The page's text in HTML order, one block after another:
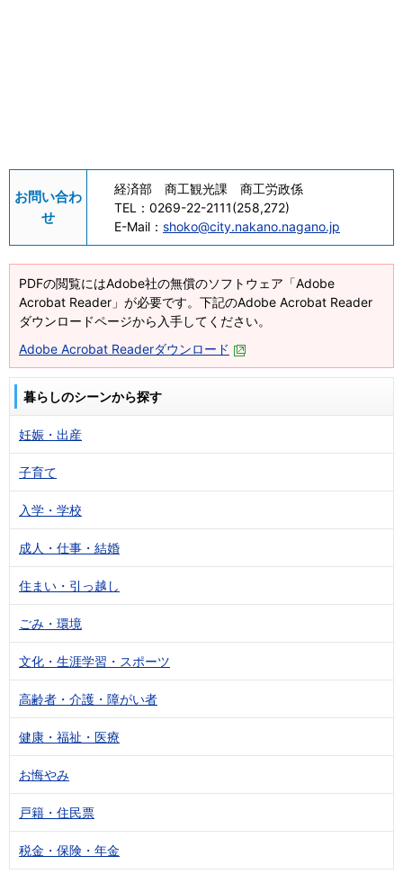
お問い合わ
せ
経済部 商工観光課 商工労政係
TEL： 0269-22-2111(258,272)
E-Mail： shoko@city.nakano.nagano.jp
PDFの閲覧にはAdobe社の無償のソフトウェア「Adobe
Acrobat Reader」が必要です。下記のAdobe Acrobat Reader
ダウンロードページから入手してください。
Adobe Acrobat Readerダウンロード
暮らしのシーンから探す
妊娠・出産
子育て
入学・学校
成人・仕事・結婚
住まい・引っ越し
ごみ・環境
文化・生涯学習・スポーツ
高齢者・介護・障がい者
健康・福祉・医療
お悔やみ
戸籍・住民票
税金・保険・年金